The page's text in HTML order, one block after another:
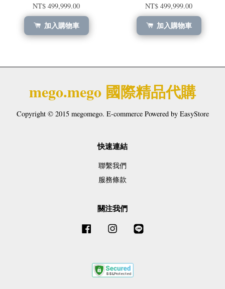
NT$ 499,999.00
加入購物車
NT$ 499,999.00
加入購物車
mego.mego 國際精品代購
Copyright © 2015 megomego. E-commerce Powered by EasyStore
快速連結
聯繫我們
服務條款
關注我們
Facebook Instagram